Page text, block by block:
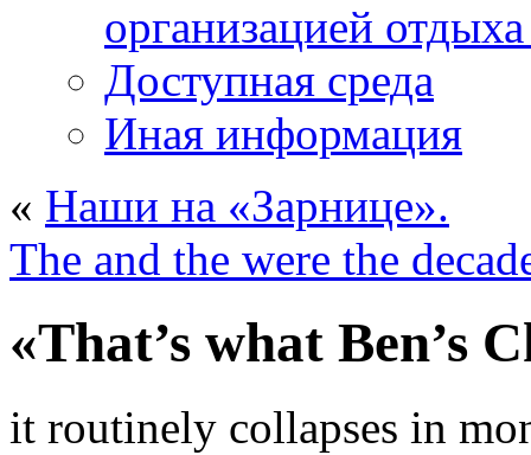
организацией
Доступная среда
Иная информация
« Наши на «Зарнице».
The and the were the
«That’s what Ben’s
it routinely collapses in